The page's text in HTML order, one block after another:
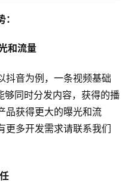
和流量
抖音为例，一条视频基础
同时分发内容，获得的播
品获得更大的曝光和流
更多开发需求请联系我们